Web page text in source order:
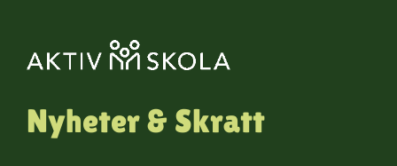
Nyheter & Skratt